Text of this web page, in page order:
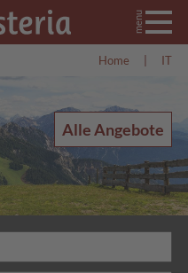
Home IT
Alle Angebote